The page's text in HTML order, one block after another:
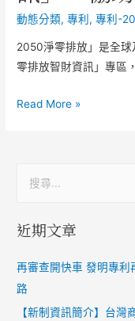
動態分類,專利 ,專利-
2050淨零排放」是全
零排放智財資訊」專區
Read More »
近期文章
再審查開快車 發明專利
路
【新制資訊簡介】台